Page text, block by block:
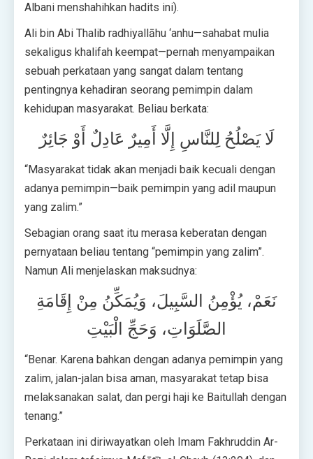
Albani menshahihkan hadits ini).
Ali bin Abi Thalib radhiyallāhu ‘anhu—sahabat mulia
sekaligus khalifah keempat—pernah menyampaikan
sebuah perkataan yang sangat dalam tentang
pentingnya kehadiran seorang pemimpin dalam
kehidupan masyarakat. Beliau berkata:
لَا يَصْلُحُ لِلنَّاسِ إِلَّا أَمِيرٌ عَادِلٌ أَوْ جَائِرٌ
“Masyarakat tidak akan menjadi baik kecuali dengan
adanya pemimpin—baik pemimpin yang adil maupun
yang zalim.”
Sebagian orang saat itu merasa keberatan dengan
pernyataan beliau tentang “pemimpin yang zalim”.
Namun Ali menjelaskan maksudnya:
نَعَمْ، يُؤْمِنُ السَّبِيلَ، وَيُمَكِّنُ مِنْ إِقَامَةِ
الصَّلَوَاتِ، وَحَجِّ الْبَيْتِ
“Benar. Karena bahkan dengan adanya pemimpin yang
zalim, jalan-jalan bisa aman, masyarakat tetap bisa
melaksanakan salat, dan pergi haji ke Baitullah dengan
tenang.”
Perkataan ini diriwayatkan oleh Imam Fakhruddin Ar-